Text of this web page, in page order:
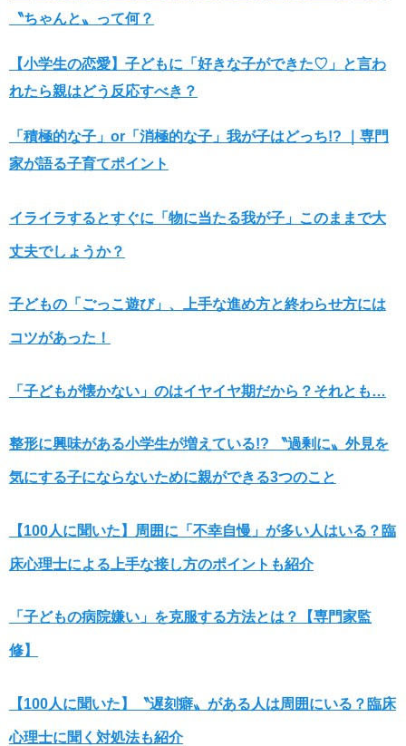
〝ちゃんと〟って何？
【小学生の恋愛】子どもに「好きな子ができた♡」と言わ
れたら親はどう反応すべき？
「積極的な子」or「消極的な子」我が子はどっち!? ｜専門
家が語る子育てポイント
イライラするとすぐに「物に当たる我が子」このままで大
丈夫でしょうか？
子どもの「ごっこ遊び」、上手な進め方と終わらせ方には
コツがあった！
「子どもが懐かない」のはイヤイヤ期だから？それとも…
整形に興味がある小学生が増えている!? 〝過剰に〟外見を
気にする子にならないために親ができる3つのこと
【100人に聞いた】周囲に「不幸自慢」が多い人はいる？臨
床心理士による上手な接し方のポイントも紹介
「子どもの病院嫌い」を克服する方法とは？【専門家監
修】
【100人に聞いた】〝遅刻癖〟がある人は周囲にいる？臨床
心理士に聞く対処法も紹介